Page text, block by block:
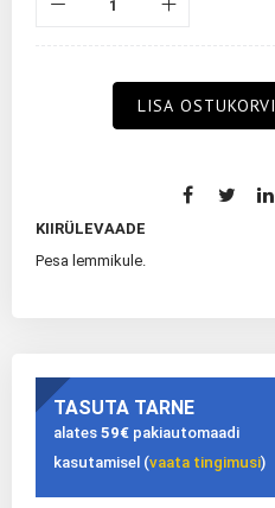
LISA OSTUKORVI
KIIRÜLEVAADE
Pesa lemmikule.
TASUTA TARNE
alates 59€ pakiautomaadi
kasutamisel (vaata tingimusi)